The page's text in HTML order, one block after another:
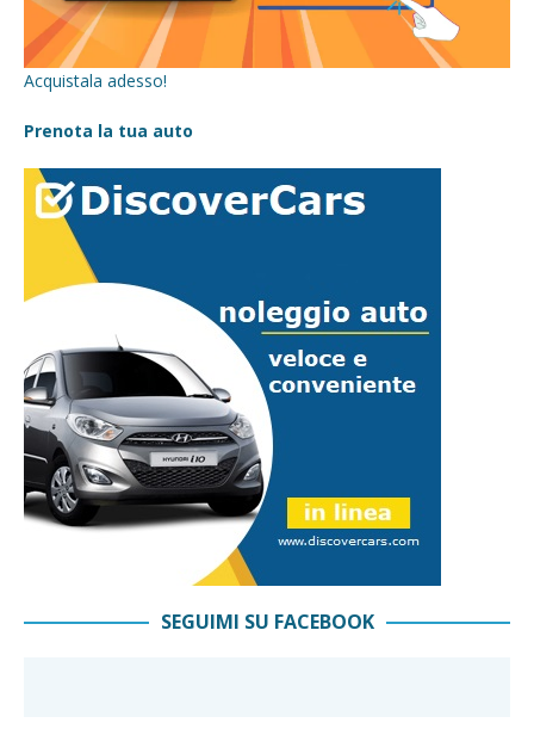
Acquistala adesso!
Prenota la tua auto
SEGUIMI SU FACEBOOK